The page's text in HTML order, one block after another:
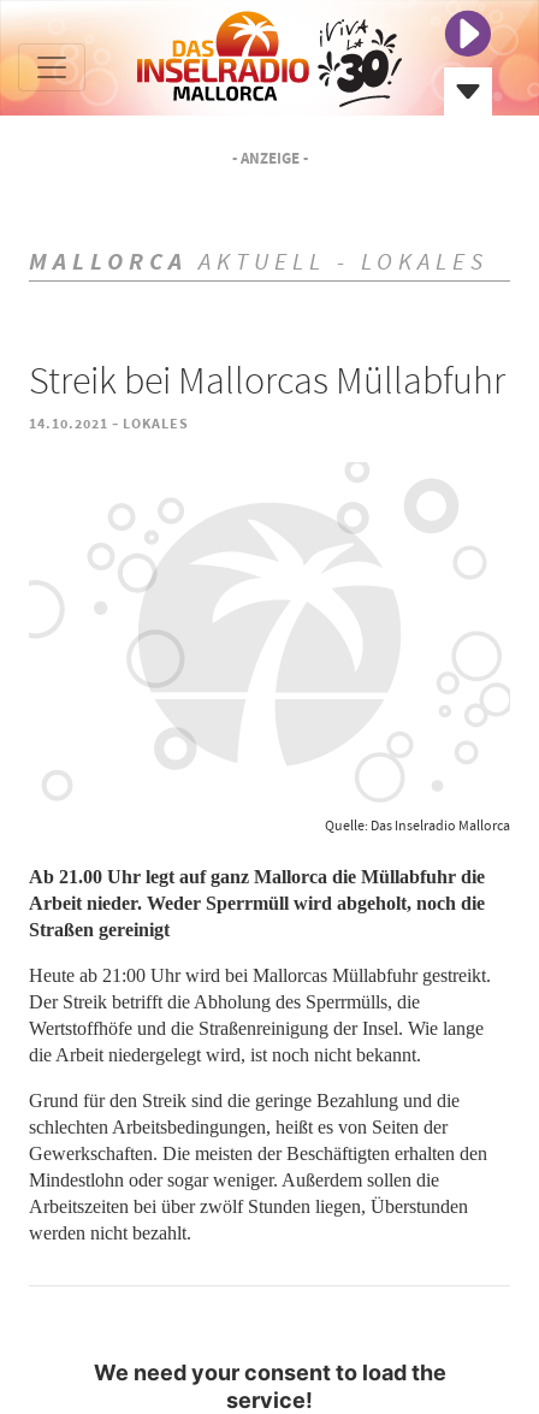
- ANZEIGE -
MALLORCA AKTUELL - LOKALES
Streik bei Mallorcas Müllabfuhr
14.10.2021 - LOKALES
Quelle: Das Inselradio Mallorca
Ab 21.00 Uhr legt auf ganz Mallorca die Müllabfuhr die
Arbeit nieder. Weder Sperrmüll wird abgeholt, noch die
Straßen gereinigt
Heute ab 21:00 Uhr wird bei Mallorcas Müllabfuhr gestreikt.
Der Streik betrifft die Abholung des Sperrmülls, die
Wertstoffhöfe und die Straßenreinigung der Insel. Wie lange
die Arbeit niedergelegt wird, ist noch nicht bekannt.
Grund für den Streik sind die geringe Bezahlung und die
schlechten Arbeitsbedingungen, heißt es von Seiten der
Gewerkschaften. Die meisten der Beschäftigten erhalten den
Mindestlohn oder sogar weniger. Außerdem sollen die
Arbeitszeiten bei über zwölf Stunden liegen, Überstunden
werden nicht bezahlt.
We need your consent to load the
service!